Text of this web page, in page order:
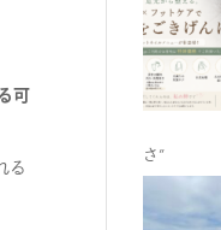
可
る
さ”